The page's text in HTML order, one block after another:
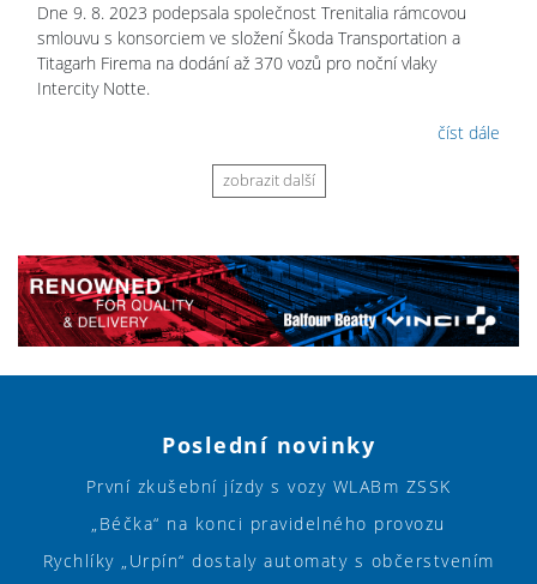
Dne 9. 8. 2023 podepsala společnost Trenitalia rámcovou
smlouvu s konsorciem ve složení Škoda Transportation a
Titagarh Firema na dodání až 370 vozů pro noční vlaky
Intercity Notte.
číst dále
zobrazit další
Poslední novinky
První zkušební jízdy s vozy WLABm ZSSK
„Béčka“ na konci pravidelného provozu
Rychlíky „Urpín“ dostaly automaty s občerstvením